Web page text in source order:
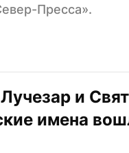
Пресса».
и
имена